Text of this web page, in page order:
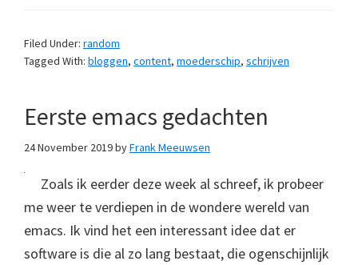
Filed Under: random
Tagged With: bloggen, content, moederschip, schrijven
Eerste emacs gedachten
24 November 2019byFrank Meeuwsen
Zoals ik eerder deze week al schreef, ik probeer
me weer te verdiepen in de wondere wereld van
emacs. Ik vind het een interessant idee dat er
software is die al zo lang bestaat, die ogenschijnlijk